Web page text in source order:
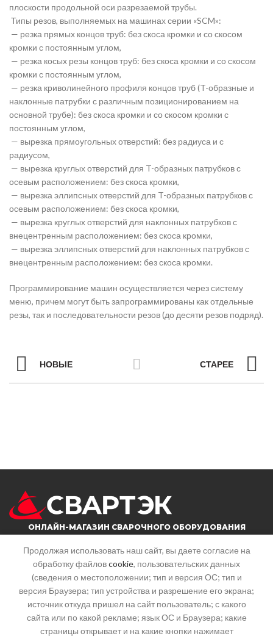
плоскости продольной оси разрезаемой трубы.
Типы резов, выполняемых на машинах серии «SCM»:
— резка прямых концов труб: без скоса кромки и со скосом
кромки с постоянным углом,
— резка косых резы концов труб: без скоса кромки и со скосом
кромки с постоянным углом,
— резка криволинейного профиля концов труб (T-образные и
наклонные патрубки с различным позиционированием на
основной трубе): без скоса кромки и со скосом кромки с
постоянным углом,
— вырезка прямоугольных отверстий: без радиуса и с
радиусом,
— вырезка круглых отверстий для T-образных патрубков с
осевым расположением: без скоса кромки,
— вырезка эллипсных отверстий для T-образных патрубков с
осевым расположением: без скоса кромки,
— вырезка круглых отверстий для наклонных патрубков с
внецентренным расположением: без скоса кромки,
— вырезка эллипсных отверстий для наклонных патрубков с
внецентренным расположением: без скоса кромки.
Программирование машин осуществляется через систему
меню, причем могут быть запрограммированы как отдельные
резы, так и последовательности резов (до десяти резов подряд).
НОВЫЕ СТАРЕЕ
ОНЛАЙН-МАГАЗИН СВАРОЧНОГО ОБОРУДОВАНИЯ
г. Саратов, ул. Большая горная, 215
Почта: info@svartek.ru
СТАТЬИ
Продолжая использовать наш сайт, вы даете согласие на
обработку файловcookie, пользовательских данных
(сведения о местоположении; тип и версия ОС; тип и
версия Браузера; тип устройства и разрешение его экрана;
источник откуда пришел на сайт пользователь; с какого
сайта или по какой рекламе; язык ОС и Браузера; какие
страницы открывает и на какие кнопки нажимает